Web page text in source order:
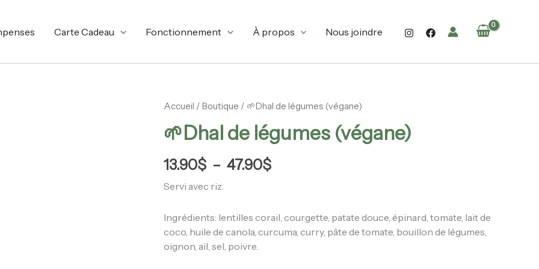
Carte Cadeau Fonctionnement À propos Nous joindre
Accueil / Boutique / 🌱Dhal de légumes (végane)
🌱Dhal de légumes (végane)
13.90$ – 47.90$
Plage
de
13.90$
47.90$
Servi avec riz.
Ingrédients: lentilles corail, courgette, patate douce, épinard, tomate, lait de
coco, huile de canola, curcuma, curry, pâte de tomate, bouillon de légumes,
oignon, ail, sel, poivre.
quantité
🌱
Dhal
légumes
47.90$